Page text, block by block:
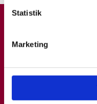
Statistik
Marketing